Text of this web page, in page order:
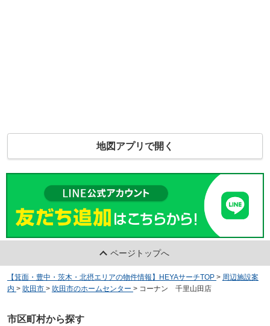
地図アプリで開く
ページトップへ
【箕面・豊中・茨木・北摂エリアの物件情報】HEYAサーチTOP > 周辺施設案
内 > 吹田市 > 吹田市のホームセンター > コーナン 千里山田店
市区町村から探す